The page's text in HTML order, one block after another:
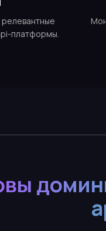
платформы.